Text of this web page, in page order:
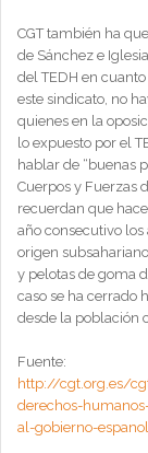
CGT también ha
de Sánchez e
del TEDH en
este sindicato, no
quienes en la
lo expuesto por el
hablar de “buenas
Cuerpos y Fuerzas
recuerdan que
año consecutivo los
origen
y pelotas de goma
caso se ha cerrado
desde la población
Fuente:
http://cgt.org.es/
derechos-
al-gobierno-